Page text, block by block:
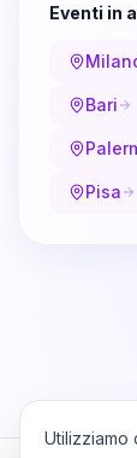
Eventi in
Bari
Pisa
Utilizziamo